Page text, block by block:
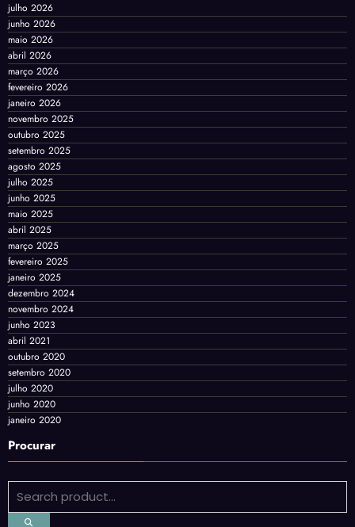
julho 2026
junho 2026
maio 2026
abril 2026
março 2026
fevereiro 2026
janeiro 2026
novembro 2025
outubro 2025
setembro 2025
agosto 2025
julho 2025
junho 2025
maio 2025
abril 2025
março 2025
fevereiro 2025
janeiro 2025
dezembro 2024
novembro 2024
junho 2023
abril 2021
outubro 2020
setembro 2020
julho 2020
junho 2020
janeiro 2020
Procurar